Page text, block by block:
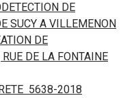
DE
SUCY A VILLEMENON
DE
DE LA FONTAINE
5638-2018